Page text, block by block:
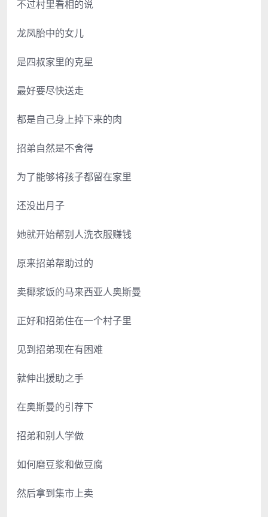
不过村里看相的说
龙凤胎中的女儿
是四叔家里的克星
最好要尽快送走
都是自己身上掉下来的肉
招弟自然是不舍得
为了能够将孩子都留在家里
还没出月子
她就开始帮别人洗衣服赚钱
原来招弟帮助过的
卖椰浆饭的马来西亚人奥斯曼
正好和招弟住在一个村子里
见到招弟现在有困难
就伸出援助之手
在奥斯曼的引荐下
招弟和别人学做
如何磨豆浆和做豆腐
然后拿到集市上卖